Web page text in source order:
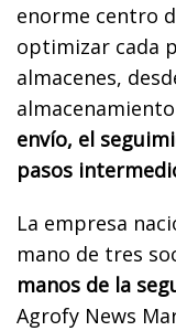
enorme centro
optimizar cada
almacenes,
envío, el
pasos
La empresa
mano de tres
manos de la
Agrofy News